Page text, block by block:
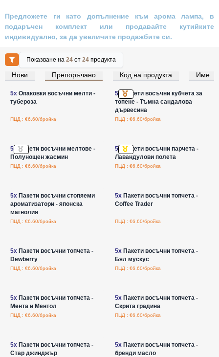
Предложете ги като допълнение към арома лампа, в
подаръчен комплект или продавайте кутийките
индивидуално, за да увеличите продажбите си.
Показване на24 от24 продукта
Нови Препоръчано Код на продукта Име
Влезте за цени на едро
5xОпаковки восъчни мелти -
тубероза
ПЦД : €6.60/бройка
Влезте за цени на едро
5x Пакети восъчни кубчета за
топене - Тъмна сандалова
дървесина
ПЦД : €6.60/бройка
5x Пакети восъчни мелтове -
Полунощен жасмин
ПЦД : €6.60/бройка
5x Пакети восъчни парчета -
Лавандулови полета
ПЦД : €6.60/бройка
5xПакети восъчни стопяеми
ароматизатори - японска
магнолия
ПЦД : €6.60/бройка
5xПакети восъчни топчета -
Coffee Trader
ПЦД : €6.60/бройка
5xПакети восъчни топчета -
Dewberry
ПЦД : €6.60/бройка
5xПакети восъчни топчета -
Бял мускус
ПЦД : €6.60/бройка
5xПакети восъчни топчета -
Мента и Ментол
ПЦД : €6.60/бройка
5xПакети восъчни топчета -
Скрита градина
ПЦД : €6.60/бройка
5xПакети восъчни топчета -
Стар джинджър
5xПакети восъчни топчета -
бренди масло